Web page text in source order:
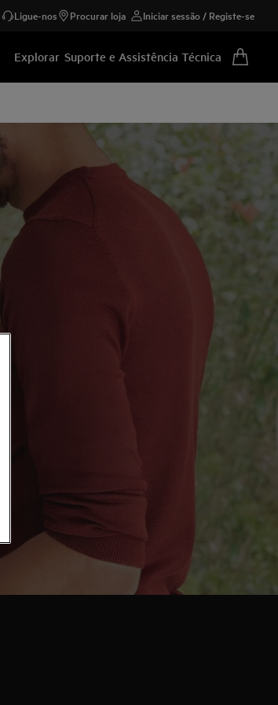
Ligue-nos Procurar loja Iniciar sessão / Registe-se
Explorar Suporte e Assistência Técnica